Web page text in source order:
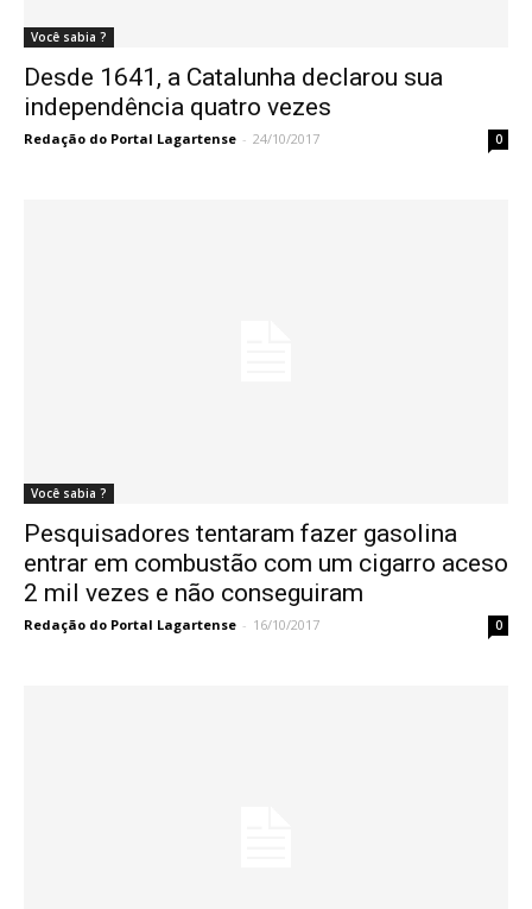
Você sabia ?
Desde 1641, a Catalunha declarou sua
independência quatro vezes
Redação do Portal Lagartense - 24/10/2017 0
Você sabia ?
Pesquisadores tentaram fazer gasolina
entrar em combustão com um cigarro aceso
2 mil vezes e não conseguiram
Redação do Portal Lagartense - 16/10/2017 0